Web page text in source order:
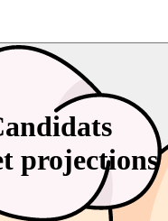
projections